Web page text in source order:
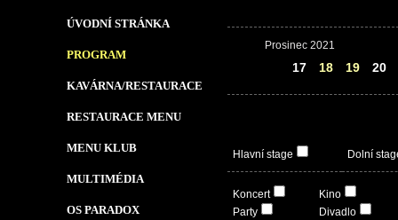
ÚVODNÍ STRÁNKA
PROGRAM
KAVÁRNA/RESTAURACE
RESTAURACE MENU
MENU KLUB
MULTIMÉDIA
OS PARADOX
Prosinec 2021
17 18 19 20
Hlavní stage Dolní
Koncert
Party
Kino
Divadlo